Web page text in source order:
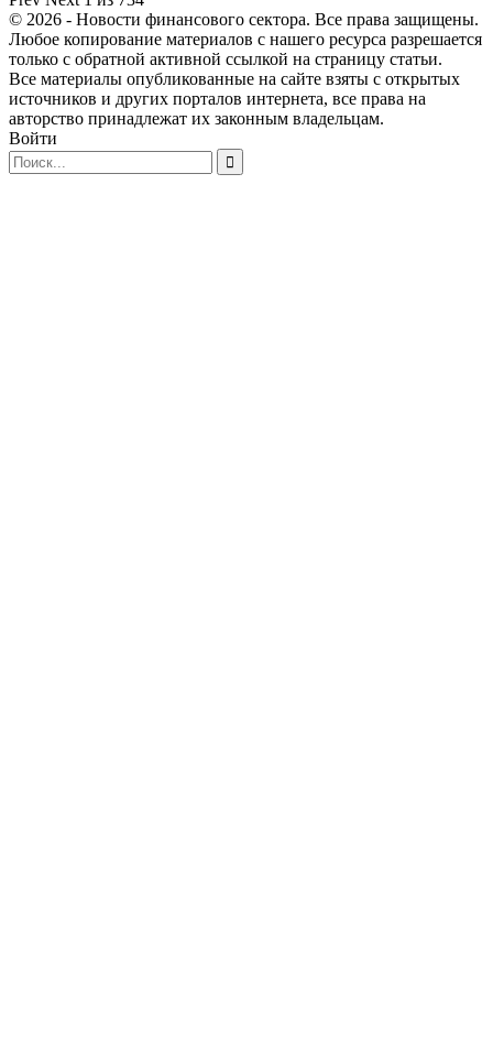
© 2026 - Новости финансового сектора. Все права защищены.
Любое копирование материалов с нашего ресурса разрешается
только с обратной активной ссылкой на страницу статьи.
Все материалы опубликованные на сайте взяты с открытых
источников и других порталов интернета, все права на
авторство принадлежат их законным владельцам.
Войти